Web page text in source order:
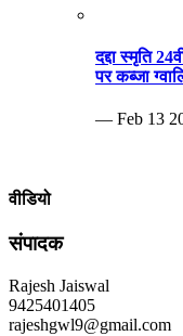
दद्दा स्मृति
पर कब्जा
— Feb 13
वीडियो
संपादक
Rajesh Jaiswal
9425401405
rajeshgwl9@gmail.com